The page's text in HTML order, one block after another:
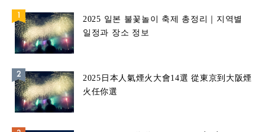
2025 일본 불꽃놀이 축제 총정리｜지역별
일정과 장소 정보
2025日本人氣煙火大會14選 從東京到大阪煙
火任你選